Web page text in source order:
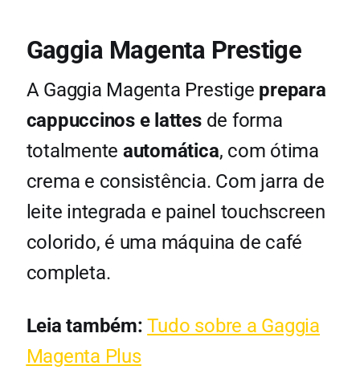
Gaggia Magenta Prestige
A Gaggia Magenta Prestige prepara
cappuccinos e lattes de forma
totalmente automática, com ótima
crema e consistência. Com jarra de
leite integrada e painel touchscreen
colorido, é uma máquina de café
completa.
Leia também:Tudo sobre a Gaggia
Magenta Plus